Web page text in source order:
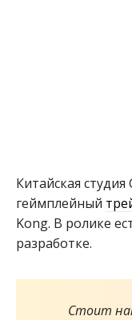
Китайская
геймплейный
Kong. В ролике
разработке.
Стоит